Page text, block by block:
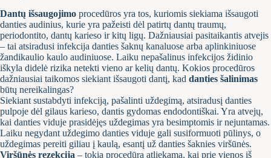
Dantų išsaugojimo procedūros yra tos, kuriomis siekiama išsaugoti
danties audinius, kurie yra pažeisti dėl patirtų dantų traumų,
periodontito, dantų karieso ir kitų ligų. Dažniausiai pasitaikantis atvejis
– tai atsiradusi infekcija danties šaknų kanaluose arba aplinkiniuose
žandikaulio kaulo audiniuose. Laiku nepašalinus infekcijos židinio
iškyla didelė rizika netekti vieno ar kelių dantų. Kokios procedūros
dažniausiai taikomos siekiant išsaugoti dantį, kad danties šalinimas
būtų nereikalingas?
Siekiant sustabdyti infekciją, pašalinti uždegimą, atsiradusį danties
pulpoje dėl gilaus karieso, dantis gydomas endodontiškai. Yra atvejų,
kai danties viduje prasidėjęs uždegimas yra besimptomis ir nejuntamas.
Laiku negydant uždegimo danties viduje gali susiformuoti pūlinys, o
uždegimas pereiti giliau į kaulą, esantį už danties šaknies viršūnės.
Viršūnės rezekcija – tokia procedūra atliekama, kai prie vienos iš